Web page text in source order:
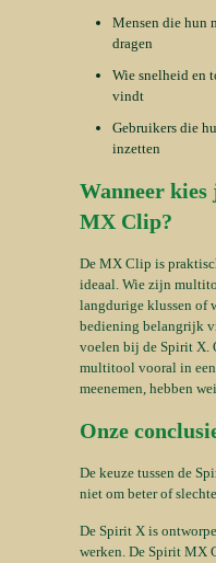
Mensen die
dragen
Wie snelheid en
vindt
Gebruikers die
inzetten
Wanneer kies
MX Clip?
De MX Clip is
ideaal. Wie zijn
langdurige klussen of
bediening belangrijk
voelen bij de Spirit X.
multitool vooral in een
meenemen, hebben
Onze
De keuze tussen de
niet om beter of
De Spirit X is
werken. De Spirit MX